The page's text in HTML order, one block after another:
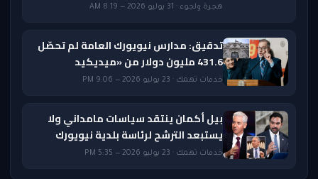
هجرة ولجوء · 31 يوليو 2026 — 8:19 AM
تدقيق: مدارس نيويورك العامة لم تحصّل
431.6 مليون دولار من «ميديكيد
خدمات تهمك · 23 يوليو 2026 — 9:06 PM
بيل أكمان ينتقد سياسات مامداني ولا
يستبعد الترشح لرئاسة بلدية نيويورك
خدمات تهمك · 23 يوليو 2026 — 5:35 PM